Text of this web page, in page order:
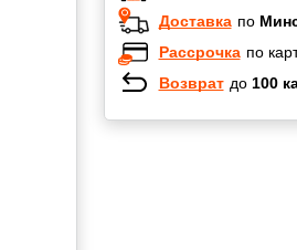
Доставка по
Рассрочка по
Возврат до 100